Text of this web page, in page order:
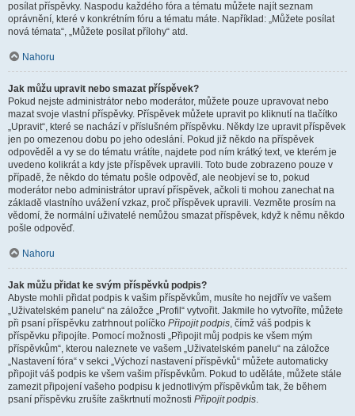
posílat příspěvky. Naspodu každého fóra a tématu můžete najít seznam
oprávnění, které v konkrétním fóru a tématu máte. Například: „Můžete posílat
nová témata“, „Můžete posílat přílohy“ atd.
Nahoru
Jak můžu upravit nebo smazat příspěvek?
Pokud nejste administrátor nebo moderátor, můžete pouze upravovat nebo
mazat svoje vlastní příspěvky. Příspěvek můžete upravit po kliknutí na tlačítko
„Upravit“, které se nachází v příslušném příspěvku. Někdy lze upravit příspěvek
jen po omezenou dobu po jeho odeslání. Pokud již někdo na příspěvek
odpověděl a vy se do tématu vrátíte, najdete pod ním krátký text, ve kterém je
uvedeno kolikrát a kdy jste příspěvek upravili. Toto bude zobrazeno pouze v
případě, že někdo do tématu pošle odpověď, ale neobjeví se to, pokud
moderátor nebo administrátor upraví příspěvek, ačkoli ti mohou zanechat na
základě vlastního uvážení vzkaz, proč příspěvek upravili. Vezměte prosím na
vědomí, že normální uživatelé nemůžou smazat příspěvek, když k němu někdo
pošle odpověď.
Nahoru
Jak můžu přidat ke svým příspěvků podpis?
Abyste mohli přidat podpis k vašim příspěvkům, musíte ho nejdřív ve vašem
„Uživatelském panelu“ na záložce „Profil“ vytvořit. Jakmile ho vytvoříte, můžete
při psaní příspěvku zatrhnout políčko Připojit podpis, čímž váš podpis k
příspěvku připojíte. Pomocí možnosti „Připojit můj podpis ke všem mým
příspěvkům“, kterou naleznete ve vašem „Uživatelském panelu“ na záložce
„Nastavení fóra“ v sekci „Výchozí nastavení příspěvků“ můžete automaticky
připojit váš podpis ke všem vašim příspěvkům. Pokud to uděláte, můžete stále
zamezit připojení vašeho podpisu k jednotlivým příspěvkům tak, že během
psaní příspěvku zrušíte zaškrtnutí možnosti Připojit podpis.